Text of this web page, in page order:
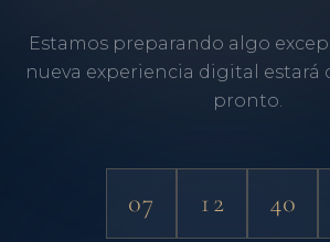
Estamos preparando algo
nueva experiencia digital estará
pronto.
07 12 40